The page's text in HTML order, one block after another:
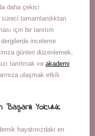
daha çekici
tamamlandıktan
için bir tanıtım
inceleme
günleri düzenlemek,
tanıtmak veakademi
ulaşmak etkili
Yolculuk
hayatınızdaki en